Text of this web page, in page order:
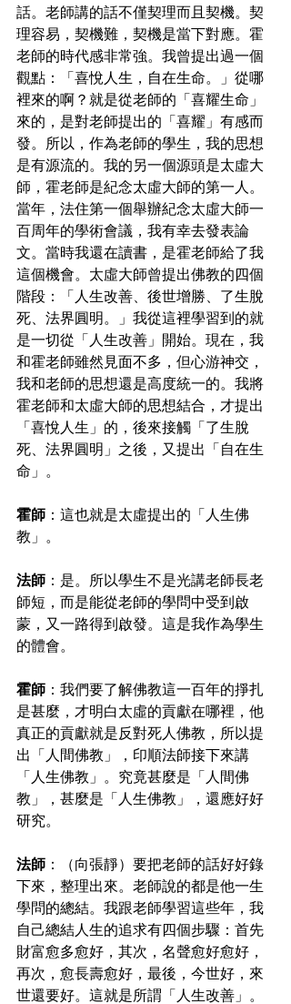
話。老師講的話不僅契理而且契機。契
理容易，契機難，契機是當下對應。霍
老師的時代感非常強。我曾提出過一個
觀點：「喜悅人生，自在生命。」從哪
裡來的啊？就是從老師的「喜耀生命」
來的，是對老師提出的「喜耀」有感而
發。所以，作為老師的學生，我的思想
是有源流的。我的另一個源頭是太虛大
師，霍老師是紀念太虛大師的第一人。
當年，法住第一個舉辦紀念太虛大師一
百周年的學術會議，我有幸去發表論
文。當時我還在讀書，是霍老師給了我
這個機會。太虛大師曾提出佛教的四個
階段：「人生改善、後世增勝、了生脫
死、法界圓明。」我從這裡學習到的就
是一切從「人生改善」開始。現在，我
和霍老師雖然見面不多，但心游神交，
我和老師的思想還是高度統一的。我將
霍老師和太虛大師的思想結合，才提出
「喜悅人生」的，後來接觸「了生脫
死、法界圓明」之後，又提出「自在生
命」。
霍師 ：這也就是太虛提出的「人生佛
教」。
法師 ：是。所以學生不是光講老師長老
師短，而是能從老師的學問中受到啟
蒙，又一路得到啟發。這是我作為學生
的體會。
霍師 ：我們要了解佛教這一百年的掙扎
是甚麼，才明白太虛的貢獻在哪裡，他
真正的貢獻就是反對死人佛教，所以提
出「人間佛教」，印順法師接下來講
「人生佛教」。究竟甚麼是「人間佛
教」，甚麼是「人生佛教」，還應好好
研究。
法師 ：（向張靜）要把老師的話好好錄
下來，整理出來。老師說的都是他一生
學問的總結。我跟老師學習這些年，我
自己總結人生的追求有四個步驟：首先
財富愈多愈好，其次，名聲愈好愈好，
再次，愈長壽愈好，最後，今世好，來
世還要好。這就是所謂「人生改善」。